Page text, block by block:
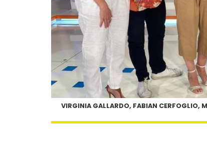
VIRGINIA GALLARDO, FABIAN CERFOGLIO,